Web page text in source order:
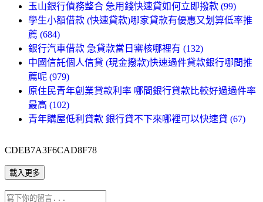
玉山銀行債務整合 急用錢快速貸如何立即撥款 (99)
學生小額借款 (快速貸款)哪家貸款有優惠又划算低率推
薦 (684)
銀行汽車借款 急貸款當日審核哪裡有 (132)
中國信託個人信貸 (現金撥款)快速過件貸款銀行哪間推
薦呢 (979)
原住民青年創業貸款利率 哪間銀行貸款比較好過過件率
最高 (102)
青年購屋低利貸款 銀行貸不下來哪裡可以快速貸 (67)
CDEB7A3F6CAD8F78
載入更多